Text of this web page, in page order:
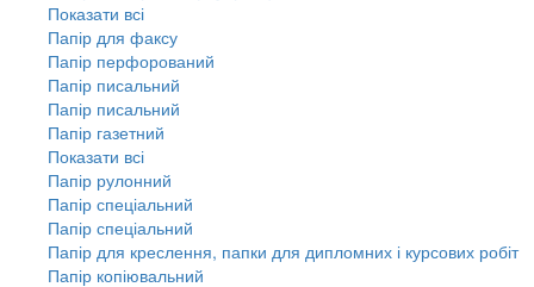
Показати всі
Папір для факсу
Папір перфорований
Папір писальний
Папір писальний
Папір газетний
Показати всі
Папір рулонний
Папір спеціальний
Папір спеціальний
Папір для креслення, папки для дипломних і курсових робіт
Папір копіювальний